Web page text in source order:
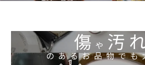
傷や 汚
のあるお品物でも